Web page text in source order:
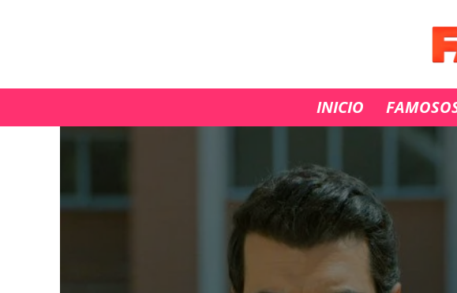
INICIO